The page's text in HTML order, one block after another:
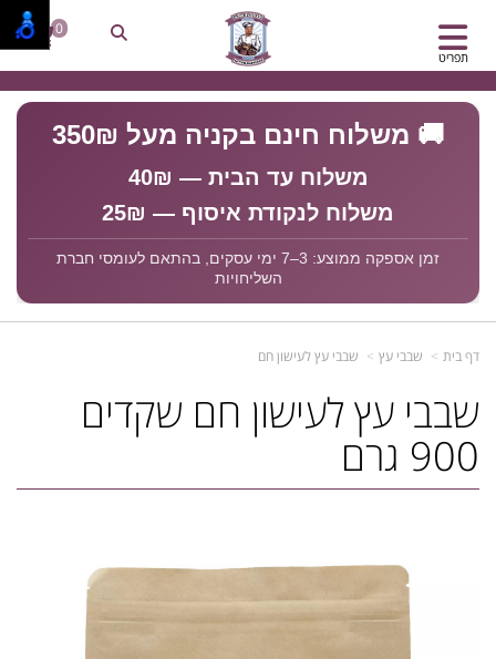
🚚 משלוח חינם בקניה מעל 350₪
משלוח עד הבית — 40₪
משלוח לנקודת איסוף — 25₪
זמן אספקה ממוצע: 3–7 ימי עסקים, בהתאם לעומסי חברת
השליחויות
תפריט
0
דף בית שבבי עץ שבבי עץ לעישון חם
שבבי עץ לעישון חם שקדים
900 גרם